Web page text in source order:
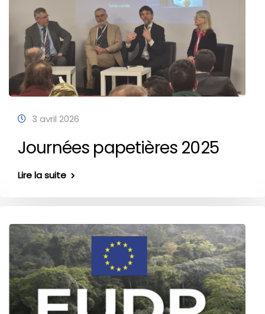
3 avril 2026
Journées papetières 2025
Lire la suite